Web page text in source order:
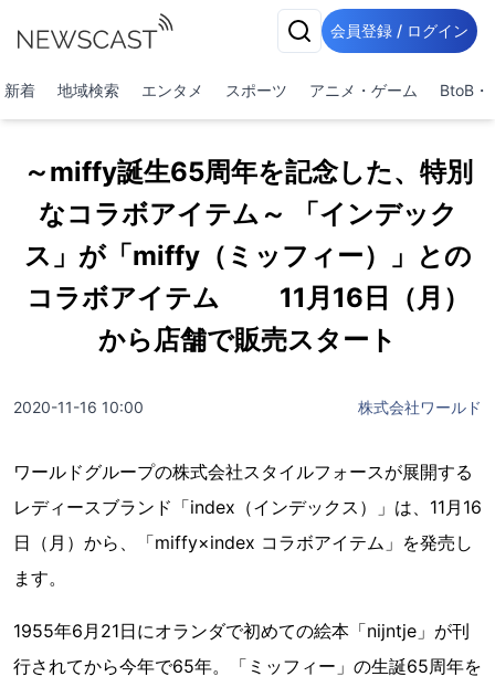
会員登録 / ログイン
新着 地域検索 エンタメ スポーツ アニメ・ゲーム BtoB・
～miffy誕生65周年を記念した、特別
なコラボアイテム～ 「インデック
ス」が「miffy（ミッフィー）」との
コラボアイテム 11月16日（月）
から店舗で販売スタート
2020-11-16 10:00 株式会社ワールド
ワールドグループの株式会社スタイルフォースが展開する
レディースブランド「index（インデックス）」は、11月16
日（月）から、「miffy×index コラボアイテム」を発売し
ます。
1955年6月21日にオランダで初めての絵本「nijntje」が刊
行されてから今年で65年。「ミッフィー」の生誕65周年を